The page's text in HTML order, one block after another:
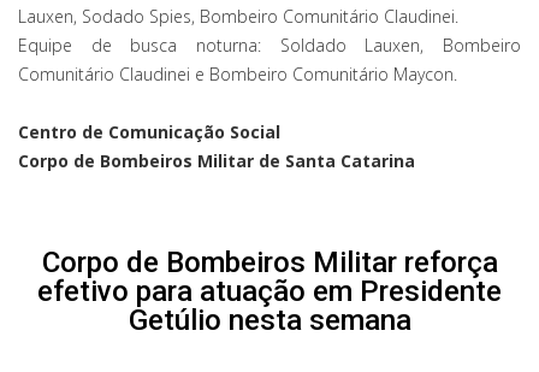
Lauxen, Sodado Spies, Bombeiro Comunitário Claudinei.
Equipe de busca noturna: Soldado Lauxen, Bombeiro
Comunitário Claudinei e Bombeiro Comunitário Maycon.
Centro de Comunicação Social
Corpo de Bombeiros Militar de Santa Catarina
Corpo de Bombeiros Militar reforça
efetivo para atuação em Presidente
Getúlio nesta semana